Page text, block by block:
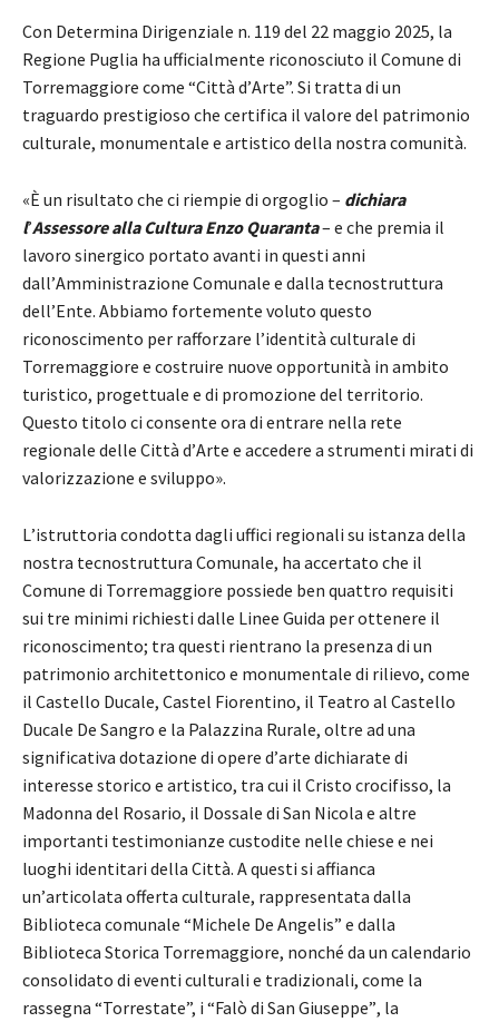
Con Determina Dirigenziale n. 119 del 22 maggio 2025, la
Regione Puglia ha ufficialmente riconosciuto il Comune di
Torremaggiore come “Città d’Arte”. Si tratta di un
traguardo prestigioso che certifica il valore del patrimonio
culturale, monumentale e artistico della nostra comunità.
«È un risultato che ci riempie di orgoglio – dichiara
l’Assessore alla Cultura Enzo Quaranta– e che premia il
lavoro sinergico portato avanti in questi anni
dall’Amministrazione Comunale e dalla tecnostruttura
dell’Ente. Abbiamo fortemente voluto questo
riconoscimento per rafforzare l’identità culturale di
Torremaggiore e costruire nuove opportunità in ambito
turistico, progettuale e di promozione del territorio.
Questo titolo ci consente ora di entrare nella rete
regionale delle Città d’Arte e accedere a strumenti mirati di
valorizzazione e sviluppo».
L’istruttoria condotta dagli uffici regionali su istanza della
nostra tecnostruttura Comunale, ha accertato che il
Comune di Torremaggiore possiede ben quattro requisiti
sui tre minimi richiesti dalle Linee Guida per ottenere il
riconoscimento; tra questi rientrano la presenza di un
patrimonio architettonico e monumentale di rilievo, come
il Castello Ducale, Castel Fiorentino, il Teatro al Castello
Ducale De Sangro e la Palazzina Rurale, oltre ad una
significativa dotazione di opere d’arte dichiarate di
interesse storico e artistico, tra cui il Cristo crocifisso, la
Madonna del Rosario, il Dossale di San Nicola e altre
importanti testimonianze custodite nelle chiese e nei
luoghi identitari della Città. A questi si affianca
un’articolata offerta culturale, rappresentata dalla
Biblioteca comunale “Michele De Angelis” e dalla
Biblioteca Storica Torremaggiore, nonché da un calendario
consolidato di eventi culturali e tradizionali, come la
rassegna “Torrestate”, i “Falò di San Giuseppe”, la